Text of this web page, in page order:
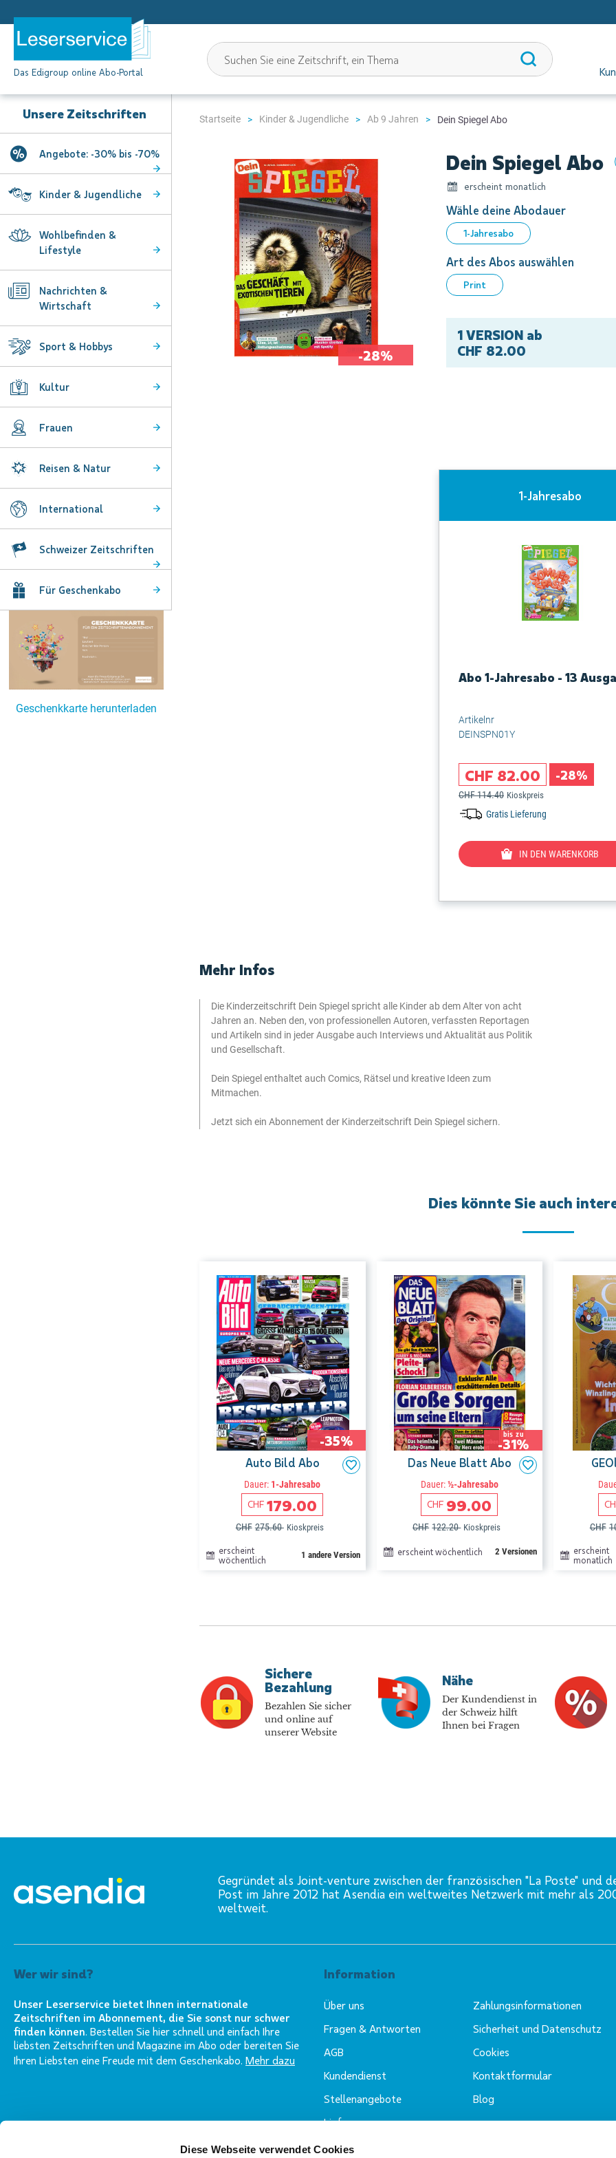
Diese Webseite verwendet Cookies
Das Edigroup online Abo-Portal
Startseite Kinder & Jugendliche Ab 9 Jahren Dein Spiegel Abo
-28%
Bildgalerie
springen
Dein Spiegel Abo
erscheint monatlich
Wähle deine Abodauer
1-Jahresabo
Art des Abos auswählen
Print
1 VERSION ab
CHF 82.00
1-Jahresabo
Abo 1-Jahresabo - 13
Artikelnr
DEINSPN01Y
CHF 82.00 -28%
CHF 114.40 Kioskpreis
Gratis Lieferung
IN DEN WARENKORB
Mehr Infos
Die Kinderzeitschrift Dein Spiegel spricht alle Kinder ab dem Alter von acht
Jahren an. Neben den, von professionellen Autoren, verfassten Reportagen
und Artikeln sind in jeder Ausgabe auch Interviews und Aktualität aus Politik
und Gesellschaft.
Dein Spiegel enthaltet auch Comics, Rätsel und kreative Ideen zum
Mitmachen.
Jetzt sich ein Abonnement der Kinderzeitschrift Dein Spiegel sichern.
Dies könnte Sie auch
-35%
Auto Bild Abo
Dauer: 1-Jahresabo
CHF 179.00
CHF 275.60 Kioskpreis
erscheint
wöchentlich
1 andere Version
bis zu
-31%
Das Neue Blatt Abo
Dauer:½-Jahresabo
CHF 99.00
CHF 122.20 Kioskpreis
erscheint wöchentlich 2 Versionen
CHF
erscheint
monatlich
Sichere
Bezahlung
Bezahlen Sie sicher
und online auf
unserer Website
Nähe
Der Kundendienst in
der Schweiz hilft
Ihnen bei Fragen
Unsere Zeitschriften
Angebote: -30% bis -70%
Kinder & Jugendliche
Wohlbefinden &
Lifestyle
Nachrichten &
Wirtschaft
Sport & Hobbys
Kultur
Frauen
Reisen & Natur
International
Schweizer Zeitschriften
Für Geschenkabo
Geschenkkarte herunterladen
Gegründet als Joint-venture zwischen der französischen "La Poste" und
Post im Jahre 2012 hat Asendia ein weltweites Netzwerk mit mehr als
weltweit.
Wer wir sind?
Unser Leserservice bietet Ihnen internationale
Zeitschriften im Abonnement, die Sie sonst nur schwer
finden können. Bestellen Sie hier schnell und einfach Ihre
liebsten Zeitschriften und Magazine im Abo oder bereiten Sie
Ihren Liebsten eine Freude mit dem Geschenkabo. Mehr dazu
Information
Über uns
Fragen & Antworten
AGB
Kundendienst
Stellenangebote
Lieferung
Zahlungsinformationen
Sicherheit und Datenschutz
Cookies
Kontaktformular
Blog